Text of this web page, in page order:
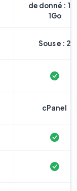
de donné : 1
1Go
Sous e : 2
cPanel